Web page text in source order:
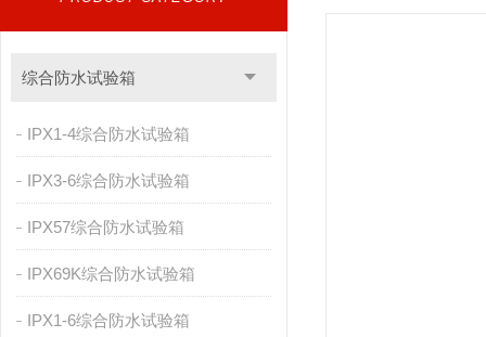
综合防水试验箱
IPX1-4综合防水试验箱
IPX3-6综合防水试验箱
IPX57综合防水试验箱
IPX69K综合防水试验箱
IPX1-6综合防水试验箱